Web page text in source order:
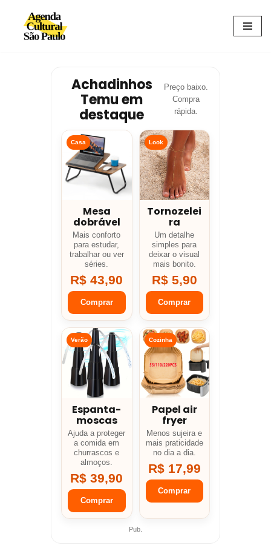
Avançar
Achadinhos
Temu em
destaque
Preço baixo.
Compra
rápida.
Casa
Mesa
dobrável
Mais conforto
para estudar,
trabalhar ou ver
séries.
R$ 43,90
Comprar
Look
Tornozelei
ra
Um detalhe
simples para
deixar o visual
mais bonito.
R$ 5,90
Comprar
Verão
Espanta-
moscas
Ajuda a proteger
a comida em
churrascos e
almoços.
R$ 39,90
Comprar
Cozinha
Papel air
fryer
Menos sujeira e
mais praticidade
no dia a dia.
R$ 17,99
Comprar
Pub.